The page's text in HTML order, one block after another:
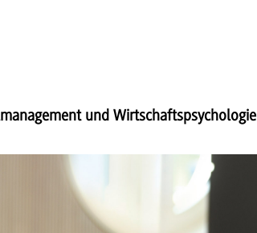
und Wirtschaftspsychologie